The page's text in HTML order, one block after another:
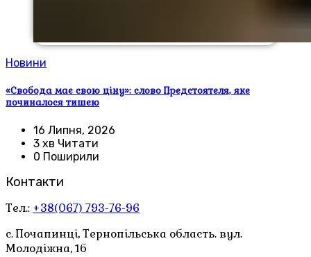
Новини
«Свобода має свою ціну»: слово Предстоятеля, яке
починалося тишею
16 Липня, 2026
3 хв Читати
0 Поширили
Контакти
Тел.: +38(067) 793-76-96
с. Почапинці, Тернопільська область. вул.
Молодіжна, 1б